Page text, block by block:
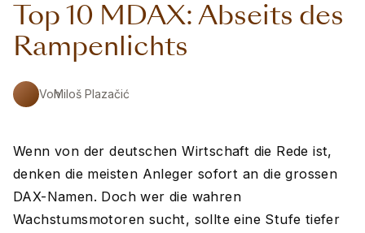
Top 10 MDAX: Abseits des
Rampenlichts
VonMiloš Plazačić
Wenn von der deutschen Wirtschaft die Rede ist,
denken die meisten Anleger sofort an die grossen
DAX-Namen. Doch wer die wahren
Wachstumsmotoren sucht, sollte eine Stufe tiefer